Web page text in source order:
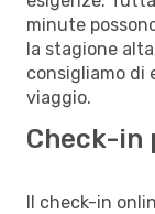
minute
la stagione
consigliamo di
viaggio.
Check-in
Il check-in